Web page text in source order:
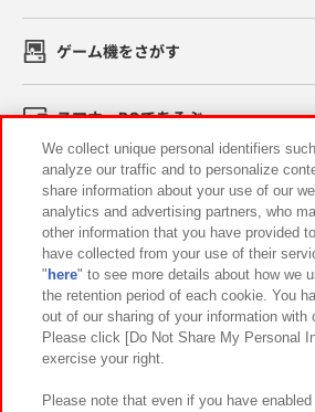
ゲーム機をさがす
スマホ・PCであそぶ
イベント・キャンペーン
関連会社 サステナビリティ
プライバシーポリシー ウェブアクセシ
お取引先さまとともに
カスタマーハラスメント対応方針 よくあ
We collect unique personal identifiers
analyze our traffic and to personalize
share information about your use of our
analytics and advertising partners, who
other information that you have provided
have collected from your use of their
" here" to see more details about how we
the retention period of each cookie. You
out of our sharing of your information with
Please click [Do Not Share My Personal
exercise your right.
Please note that even if you have